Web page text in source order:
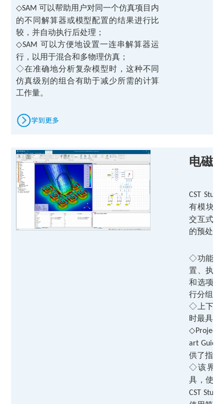
◇SAM 可以帮助用户对同一个仿真项目内
的不同解算器或模型配置的结果进行比
较，并自动执行后处理；
◇SAM 可以方便地设置一连串解算器运
行，以用于混合和多物理仿真；
◇在准确地分析复杂模型时，这种不同
仿真级别的组合有助于减少所需的计算
工作量。
电磁
CST
有模块
交互式建
的预处理
◇功能区
置、执行
和选项，
行分组；
◇ 上下
时最具相
◇Project
art Guide
供了指导
◇该界
具，使
CST